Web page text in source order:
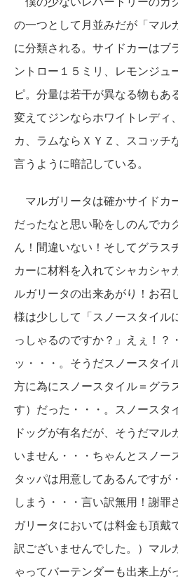
の一つとして月並みだが「マル
に分類される。サイドカーはブ
ントロー１５ミリ、レモンジュ
ピ。分量は若干が異なる物もあ
変えてジンならホワイトレディ
カ、ラムならＸＹＺ、スコッチ
言うように暗記している。
マルガリータは確かサイドカ
だったなと思い恥をしのんでカ
ん！間違いない！そしてグラス
カーに材料を入れてシャカシャ
ルガリータの出来あがり！お召
様は少しして「スノースタイル
っしゃるのですか？」えぇ！？
ッ・・・。そうだスノースタイ
方に為にスノースタイル＝グラ
す）だった・・・。スノースタ
ドッグが有名だが、そうだマル
いません・・・ちゃんとスノー
タッパは用意してあるんですが
しまう・・・言い訳無用！謝罪
ガリータにおいては料金も頂戴
訳ございませんでした。）マル
ゃってバーテンダーも出来上が